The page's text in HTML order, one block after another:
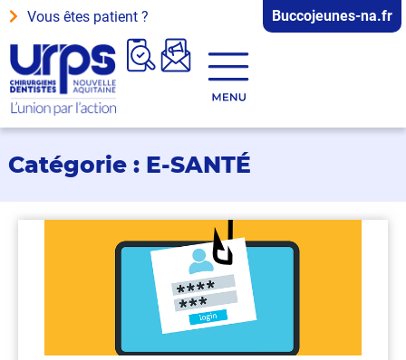
Vous êtes patient ? Buccojeunes-na.fr
Catégorie : E-SANTÉ